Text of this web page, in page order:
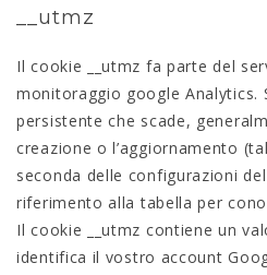
__utmz
Il cookie __utmz fa parte del
monitoraggio google Analytics.
persistente che scade,
creazione o l’aggiornamento
seconda delle configurazioni
riferimento alla tabella per
Il cookie __utmz contiene un
identifica il vostro account